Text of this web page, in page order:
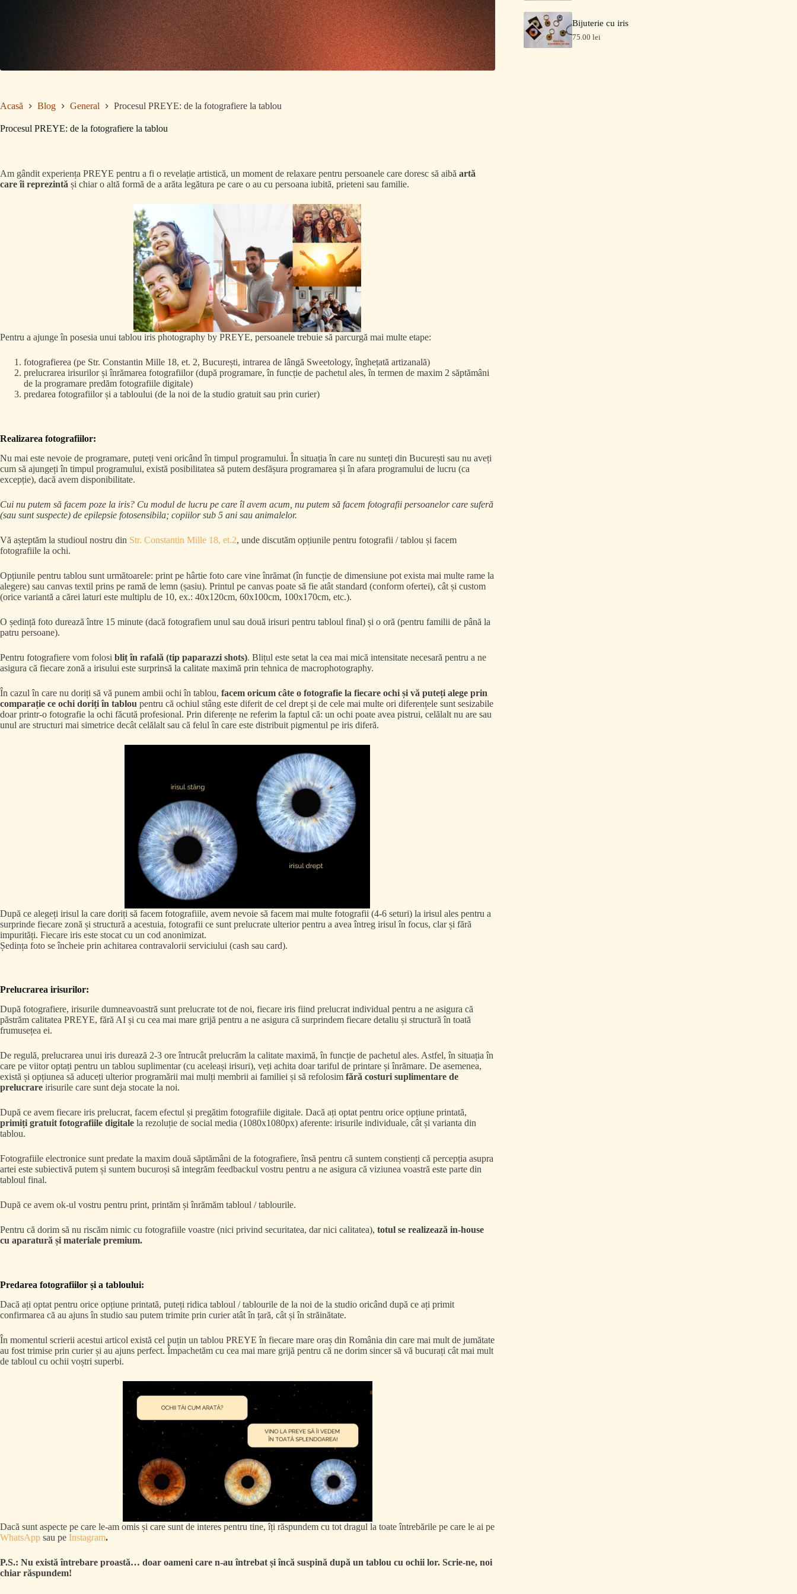
Acasă Blog General Procesul PREYE: de la fotografiere la tablou
Procesul PREYE: de la fotografiere la tablou
Am gândit experiența PREYE pentru a fi o revelație artistică, un moment de relaxare pentru persoanele care doresc să aibă artă
care îi reprezintă și chiar o altă formă de a arăta legătura pe care o au cu persoana iubită, prieteni sau familie.
Pentru a ajunge în posesia unui tablou iris photography by PREYE, persoanele trebuie să parcurgă mai multe etape:
fotografierea (pe Str. Constantin Mille 18, et. 2, București, intrarea de lângă Sweetology, înghețată artizanală)
prelucrarea irisurilor și înrămarea fotografiilor (după programare, în funcție de pachetul ales, în termen de maxim 2 săptămâni
de la programare predăm fotografiile digitale)
predarea fotografiilor și a tabloului (de la noi de la studio gratuit sau prin curier)
Realizarea fotografiilor:
Nu mai este nevoie de programare, puteți veni oricând în timpul programului. În situația în care nu sunteți din București sau nu aveți
cum să ajungeți în timpul programului, există posibilitatea să putem desfășura programarea și în afara programului de lucru (ca
excepție), dacă avem disponibilitate.
Cui nu putem să facem poze la iris? Cu modul de lucru pe care îl avem acum, nu putem să facem fotografii persoanelor care suferă
(sau sunt suspecte) de epilepsie fotosensibila; copiilor sub 5 ani sau animalelor.
Vă așteptăm la studioul nostru din Str. Constantin Mille 18, et.2, unde discutăm opțiunile pentru fotografii / tablou și facem
fotografiile la ochi.
Opțiunile pentru tablou sunt următoarele: print pe hârtie foto care vine înrămat (în funcție de dimensiune pot exista mai multe rame la
alegere) sau canvas textil prins pe ramă de lemn (șasiu). Printul pe canvas poate să fie atât standard (conform ofertei), cât și custom
(orice variantă a cărei laturi este multiplu de 10, ex.: 40x120cm, 60x100cm, 100x170cm, etc.).
O ședință foto durează între 15 minute (dacă fotografiem unul sau două irisuri pentru tabloul final) și o oră (pentru familii de până la
patru persoane).
Pentru fotografiere vom folosi bliț în rafală (tip paparazzi shots). Blițul este setat la cea mai mică intensitate necesară pentru a ne
asigura că fiecare zonă a irisului este surprinsă la calitate maximă prin tehnica de macrophotography.
În cazul în care nu doriți să vă punem ambii ochi în tablou, facem oricum câte o fotografie la fiecare ochi și vă puteți alege prin
comparație ce ochi doriți în tablou pentru că ochiul stâng este diferit de cel drept și de cele mai multe ori diferențele sunt sesizabile
doar printr-o fotografie la ochi făcută profesional. Prin diferențe ne referim la faptul că: un ochi poate avea pistrui, celălalt nu are sau
unul are structuri mai simetrice decât celălalt sau că felul în care este distribuit pigmentul pe iris diferă.
După ce alegeți irisul la care doriți să facem fotografiile, avem nevoie să facem mai multe fotografii (4-6 seturi) la irisul ales pentru a
surprinde fiecare zonă și structură a acestuia, fotografii ce sunt prelucrate ulterior pentru a avea întreg irisul în focus, clar și fără
impurități. Fiecare iris este stocat cu un cod anonimizat.
Ședința foto se încheie prin achitarea contravalorii serviciului (cash sau card).
Prelucrarea irisurilor:
După fotografiere, irisurile dumneavoastră sunt prelucrate tot de noi, fiecare iris fiind prelucrat individual pentru a ne asigura că
păstrăm calitatea PREYE, fără AI și cu cea mai mare grijă pentru a ne asigura că surprindem fiecare detaliu și structură în toată
frumusețea ei.
De regulă, prelucrarea unui iris durează 2-3 ore întrucât prelucrăm la calitate maximă, în funcție de pachetul ales. Astfel, în situația în
care pe viitor optați pentru un tablou suplimentar (cu aceleași irisuri), veți achita doar tariful de printare și înrămare. De asemenea,
există și opțiunea să aduceți ulterior programării mai mulți membrii ai familiei și să refolosim fără costuri suplimentare de
prelucrare irisurile care sunt deja stocate la noi.
După ce avem fiecare iris prelucrat, facem efectul și pregătim fotografiile digitale. Dacă ați optat pentru orice opțiune printată,
primiți gratuit fotografiile digitale la rezoluție de social media (1080x1080px) aferente: irisurile individuale, cât și varianta din
tablou.
Fotografiile electronice sunt predate la maxim două săptămâni de la fotografiere, însă pentru că suntem conștienți că percepția asupra
artei este subiectivă putem și suntem bucuroși să integrăm feedbackul vostru pentru a ne asigura că viziunea voastră este parte din
tabloul final.
După ce avem ok-ul vostru pentru print, printăm și înrămăm tabloul / tablourile.
Pentru că dorim să nu riscăm nimic cu fotografiile voastre (nici privind securitatea, dar nici calitatea), totul se realizează in-house
cu aparatură și materiale premium.
Predarea fotografiilor și a tabloului:
Dacă ați optat pentru orice opțiune printată, puteți ridica tabloul / tablourile de la noi de la studio oricând după ce ați primit
confirmarea că au ajuns în studio sau putem trimite prin curier atât în țară, cât și în străinătate.
În momentul scrierii acestui articol există cel puțin un tablou PREYE în fiecare mare oraș din România din care mai mult de jumătate
au fost trimise prin curier și au ajuns perfect. Împachetăm cu cea mai mare grijă pentru că ne dorim sincer să vă bucurați cât mai mult
de tabloul cu ochii voștri superbi.
Dacă sunt aspecte pe care le-am omis și care sunt de interes pentru tine, îți răspundem cu tot dragul la toate întrebările pe care le ai pe
WhatsApp sau pe Instagram.
P.S.: Nu există întrebare proastă… doar oameni care n-au întrebat și încă suspină după un tablou cu ochii lor. Scrie-ne, noi
chiar răspundem!
Bijuterie cu iris
75.00 lei